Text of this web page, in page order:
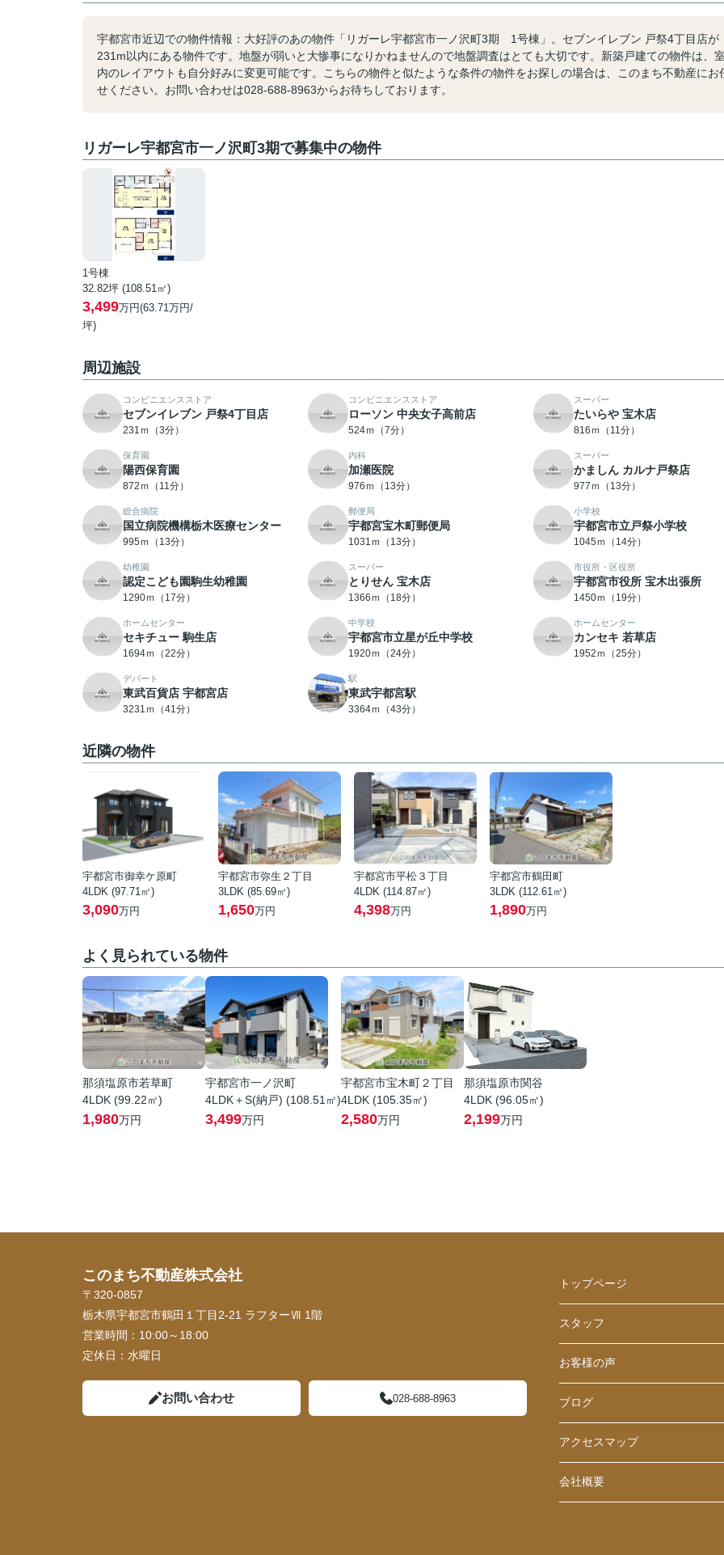
宇都宮市近辺での物件情報：大好評のあの物件「リガーレ宇都宮市一ノ沢町3期 1号棟」。セブンイレブン 戸祭4丁目店が
231m以内にある物件です。地盤が弱いと大惨事になりかねませんので地盤調査はとても大切です。新築戸建ての物件は、
内のレイアウトも自分好みに変更可能です。こちらの物件と似たような条件の物件をお探しの場合は、このまち不動産にお
せください。お問い合わせは028-688-8963からお待ちしております。
リガーレ宇都宮市一ノ沢町3期で募集中の物件
1号棟
32.82坪 (108.51㎡)
3,499万円(63.71万円/
坪)
周辺施設
コンビニエンスストア
セブンイレブン 戸祭4丁目店
231ｍ（3分）
コンビニエンスストア
ローソン 中央女子高前店
524ｍ（7分）
スーパー
たいらや 宝木店
816ｍ（11分）
保育園
陽西保育園
872ｍ（11分）
内科
加瀬医院
976ｍ（13分）
スーパー
かましん カルナ戸祭店
977ｍ（13分）
総合病院
国立病院機構栃木医療センター
995ｍ（13分）
郵便局
宇都宮宝木町郵便局
1031ｍ（13分）
小学校
宇都宮市立戸祭小学校
1045ｍ（14分）
幼稚園
認定こども園駒生幼稚園
1290ｍ（17分）
スーパー
とりせん 宝木店
1366ｍ（18分）
市役所・区役所
宇都宮市役所 宝木出張所
1450ｍ（19分）
ホームセンター
セキチュー 駒生店
1694ｍ（22分）
中学校
宇都宮市立星が丘中学校
1920ｍ（24分）
ホームセンター
カンセキ 若草店
1952ｍ（25分）
デパート
東武百貨店 宇都宮店
3231ｍ（41分）
駅
東武宇都宮駅
3364ｍ（43分）
近隣の物件
宇都宮市御幸ケ原町
4LDK (97.71㎡)
3,090万円
宇都宮市弥生２丁目
3LDK (85.69㎡)
1,650万円
宇都宮市平松３丁目
4LDK (114.87㎡)
4,398万円
宇都宮市鶴田町
3LDK (112.61㎡)
1,890万円
よく見られている物件
那須塩原市若草町
4LDK (99.22㎡)
1,980万円
宇都宮市一ノ沢町
4LDK＋S(納戸) (108.51㎡)
3,499万円
宇都宮市宝木町２丁目
4LDK (105.35㎡)
2,580万円
那須塩原市関谷
4LDK (96.05㎡)
2,199万円
このまち不動産株式会社
〒320-0857
栃木県宇都宮市鶴田１丁目2-21 ラフターⅦ 1階
営業時間： 10:00～18:00
定休日： 水曜日
お問い合わせ 028-688-8963
トップページ
スタッフ
お客様の声
ブログ
アクセスマップ
会社概要